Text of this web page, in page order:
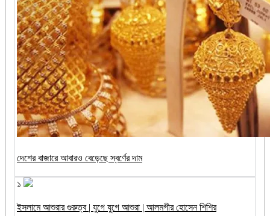
দেশের বাজারে আবারও বেড়েছে স্বর্ণের দাম
১
ইসলামে আশুরার গুরুত্ব | যুগে যুগে আশুরা | আলমগীর হোসেন শিশির